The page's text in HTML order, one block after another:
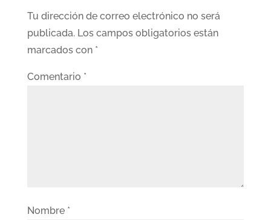
Tu dirección de correo electrónico no será
publicada. Los campos obligatorios están
marcados con *
Comentario *
Nombre *